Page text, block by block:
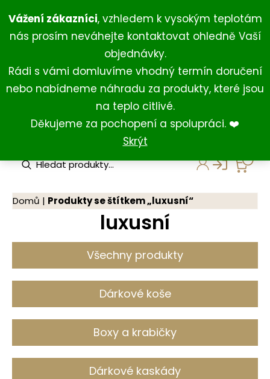
Vážení zákazníci, vzhledem k vysokým teplotám
nás prosím neváhejte kontaktovat ohledně Vaší
objednávky.
Rádi s vámi domluvíme vhodný termín doručení
nebo nabídneme náhradu za produkty, které jsou
na teplo citlivé.
Děkujeme za pochopení a spolupráci. ❤️
Skrýt
na
obsah
+420 734 429 111 (Po-Ne 8:00-18:00)
+420 731 127 211 (For English)
u
c
s
r
c
Domů | Produkty se štítkem „luxusní“
luxusní
Všechny produkty
Dárkové koše
Boxy a krabičky
Dárkové kaskády